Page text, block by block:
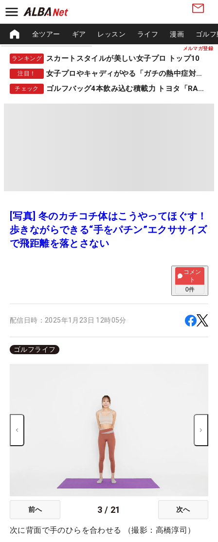
メルマガ登録
全ツアー ギア レッスン ライフ 漫画 ゴル
ランキング スカートスタイルが美しい女子プロ トップ10
注目！ 女子プロやキャディがやる「ガチの熱中症対策」
チェック ゴルフバッグ4本飲み込む積載力 トヨタ「RAV4」
[写真] 冬のカチコチ体はこうやってほぐす！
歩きながらできる“手をパチン”エクササイズ
で飛距離を落とさない
コメン
ト
0件
配信日時： 2025年1月23日 12時05分
ゴルフライフ
前へ 3 / 21 次へ
次に背面で手のひらを合わせる （撮影：高橋淳司）